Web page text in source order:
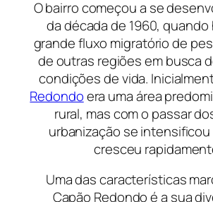
O bairro começou a se
da década de 1960,
grande fluxo migratório de
de outras regiões em busca
condições de vida.
Redondoera uma área
rural, mas com o passar
urbanização se intensificou
cresceu
Uma das características
Capão Redondo é a sua